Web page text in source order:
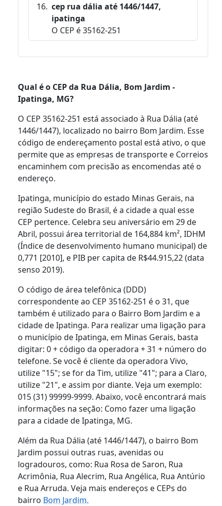
cep rua dália até 1446/1447,
ipatinga
O CEP é 35162-251
Qual é o CEP da Rua Dália, Bom Jardim -
Ipatinga, MG?
O CEP 35162-251 está associado à Rua Dália (até
1446/1447), localizado no bairro Bom Jardim. Esse
código de endereçamento postal está ativo, o que
permite que as empresas de transporte e Correios
encaminhem com precisão as encomendas até o
endereço.
Ipatinga, município do estado Minas Gerais, na
região Sudeste do Brasil, é a cidade a qual esse
CEP pertence. Celebra seu aniversário em 29 de
Abril, possui área territorial de 164,884 km², IDHM
(Índice de desenvolvimento humano municipal) de
0,771 [2010], e PIB per capita de R$44.915,22 (data
senso 2019).
O código de área telefônica (DDD)
correspondente ao CEP 35162-251 é o 31, que
também é utilizado para o Bairro Bom Jardim e a
cidade de Ipatinga. Para realizar uma ligação para
o município de Ipatinga, em Minas Gerais, basta
digitar: 0 + código da operadora + 31 + número do
telefone. Se você é cliente da operadora Vivo,
utilize "15"; se for da Tim, utilize "41"; para a Claro,
utilize "21", e assim por diante. Veja um exemplo:
015 (31) 99999-9999. Abaixo, você encontrará mais
informações na seção: Como fazer uma ligação
para a cidade de Ipatinga, MG.
Além da Rua Dália (até 1446/1447), o bairro Bom
Jardim possui outras ruas, avenidas ou
logradouros, como: Rua Rosa de Saron, Rua
Acrimônia, Rua Alecrim, Rua Angélica, Rua Antúrio
e Rua Arruda. Veja mais endereços e CEPs do
bairro Bom Jardim.